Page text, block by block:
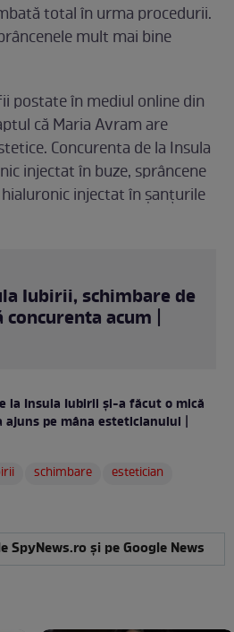
total în urma procedurii.
mult mai bine
postate în mediul online din
că Maria Avram are
Concurenta de la Insula
injectat în buze, sprâncene
injectat în șanțurile
Iubirii, schimbare de
acum |
la Insula Iubirii și-a făcut o mică
ajuns pe mâna esteticianului |
schimbare
estetician
SpyNews.ro și pe Google News